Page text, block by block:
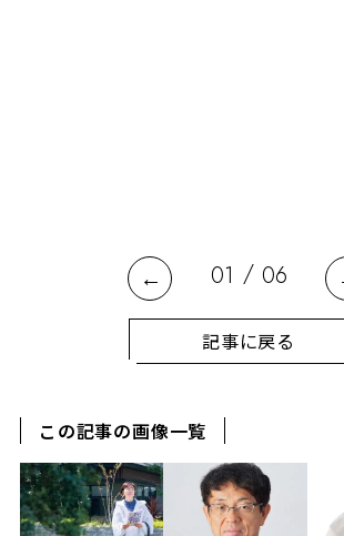
01 / 06
記事に戻る
この記事の画像一覧